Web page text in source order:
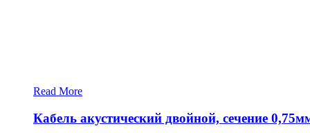
Read More
Кабель акустический двойной, сечение